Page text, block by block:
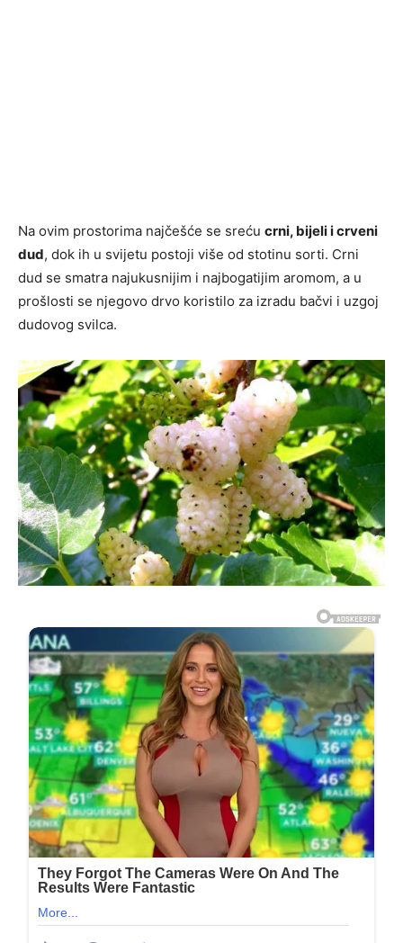
Na ovim prostorima najčešće se sreću crni, bijeli i crveni
dud, dok ih u svijetu postoji više od stotinu sorti. Crni
dud se smatra najukusnijim i najbogatijim aromom, a u
prošlosti se njegovo drvo koristilo za izradu bačvi i uzgoj
dudovog svilca.